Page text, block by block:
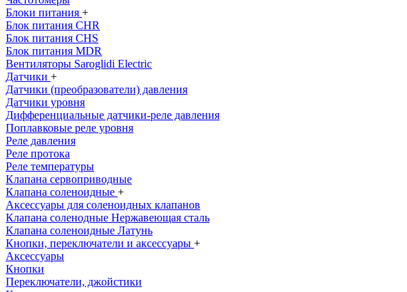
Блоки питания +
Блок питания CHR
Блок питания CHS
Блок питания MDR
Вентиляторы Saroglidi Electric
Датчики +
Датчики (преобразователи) давления
Датчики уровня
Дифференциальные датчики-реле давления
Поплавковые реле уровня
Реле давления
Реле протока
Реле температуры
Клапана сервоприводные
Клапана соленоидные +
Аксессуары для соленоидных клапанов
Клапана соленодные Нержавеющая сталь
Клапана соленоидные Латунь
Кнопки, переключатели и аксессуары +
Аксессуары
Кнопки
Переключатели, джойстики